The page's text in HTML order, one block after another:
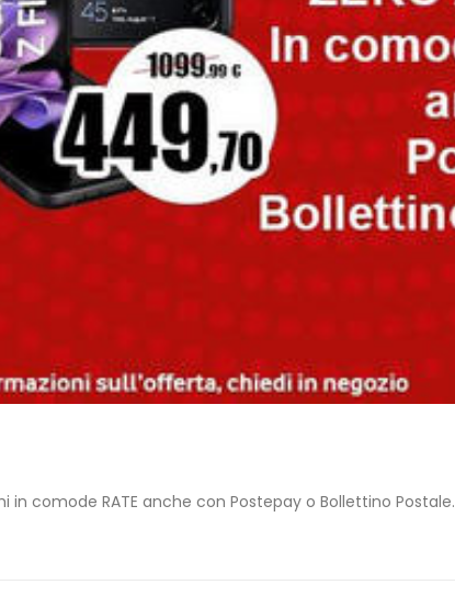
in comode RATE anche con Postepay o Bollettino Postale.